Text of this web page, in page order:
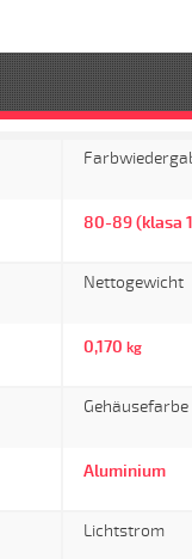
80-89 (klasa
Nettogewicht
0,170 kg
Gehäusefarbe
Aluminium
Lichtstrom